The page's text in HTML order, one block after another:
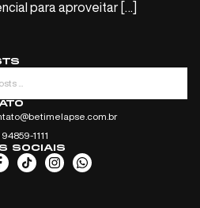
para aproveitar […]
94859-1111
SOCIAIS